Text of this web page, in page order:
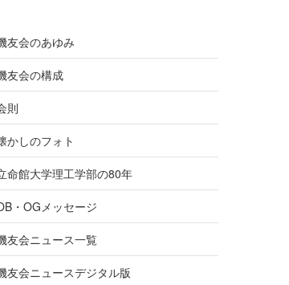
友会のあゆみ
友会の構成
則
かしのフォト
命館大学理工学部の80年
・OGメッセージ
友会ニュース一覧
友会ニュースデジタル版